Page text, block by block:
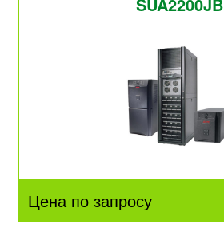
Цена по запросу